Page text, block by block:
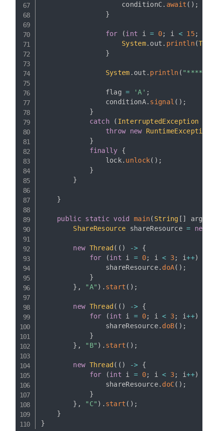
                    conditionC
. await ( ) ;
}
for (int i = 0; i < 15;
System. out . println(
}
System . out . println (
                flag
= 'A' ;
                conditionA
. signal ( ) ;
}
catch
( InterruptedException
throw new RuntimeException
}
finally
{
                lock
. unlock( ) ;
}
}
}
public static void main( String [ ] args
ShareResource shareResource = new
new Thread ( ( ) ->
{
for
(int i = 0; i < 3; i++)
                shareResource
. doA( ) ;
}
} , "A" ) . start ( ) ;
new Thread ( ( ) ->
{
for
(int i = 0; i < 3; i++)
                shareResource
. doB( ) ;
}
} , "B" ) . start ( ) ;
new Thread ( ( ) ->
{
for
(int i = 0; i < 3; i++)
                shareResource
. doC( ) ;
}
} , "C" ) . start ( ) ;
}
}